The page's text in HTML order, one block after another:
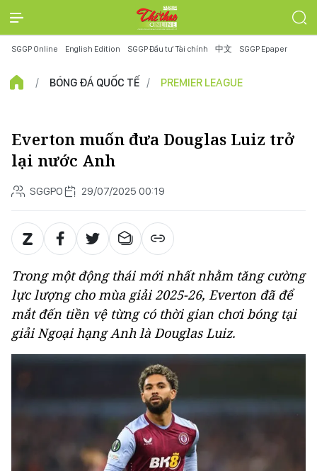
SGGP Online English Edition SGGP Đầu tư Tài chính 中文 SGGP Epaper
BÓNG ĐÁ QUỐC TẾ PREMIER LEAGUE
Everton muốn đưa Douglas Luiz trở
lại nước Anh
SGGPO 29/07/2025 00:19
Trong một động thái mới nhất nhằm tăng cường
lực lượng cho mùa giải 2025-26, Everton đã để
mắt đến tiền vệ từng có thời gian chơi bóng tại
giải Ngoại hạng Anh là Douglas Luiz.